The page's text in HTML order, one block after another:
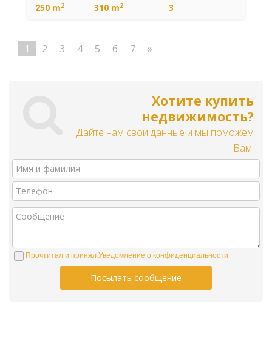
3
250 m2
310 m2
1 2 3 4 5 6 7 »
Хотите купить
недвижимость?
Дайте нам свои данные и мы поможем
Вам!
Прочтитал и принял Уведомление о конфиденциальности
Посылать сообщение